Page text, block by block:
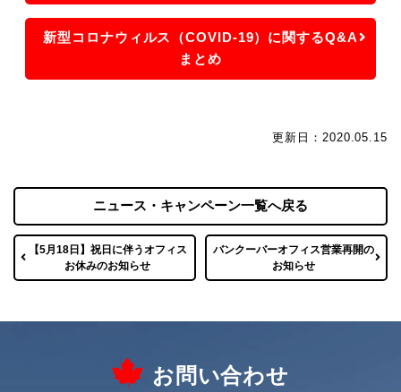
新型コロナウィルス（COVID-19）に関するQ&A
まとめ
更新日：2020.05.15
【5月18日】祝日に伴うオフィス
お休みのお知らせ
ニュース・キャンペーン一覧へ戻る
バンクーバーオフィス営業再開の
お知らせ
お問い合わせ